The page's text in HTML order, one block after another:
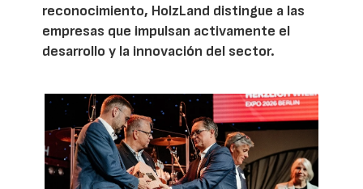
reconocimiento, HolzLand distingue a las
empresas que impulsan activamente el
desarrollo y la innovación del sector.